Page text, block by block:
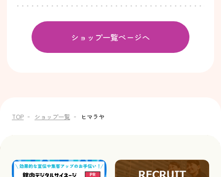
ショップ一覧ページへ
TOP ショップ一覧 ヒマラヤ